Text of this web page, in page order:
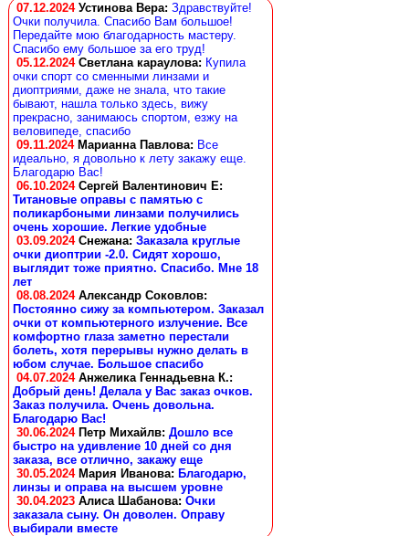
07.12.2024 Устинова Вера: Здравствуйте!
Очки получила. Спасибо Вам большое!
Передайте мою благодарность мастеру.
Спасибо ему большое за его труд!
05.12.2024 Светлана караулова: Купила
очки спорт со сменными линзами и
диоптриями, даже не знала, что такие
бывают, нашла только здесь, вижу
прекрасно, занимаюсь спортом, езжу на
веловипеде, спасибо
09.11.2024 Марианна Павлова: Все
идеально, я довольно к лету закажу еще.
Благодарю Вас!
06.10.2024 Сергей Валентинович Е:
Титановые оправы с памятью с
поликарбоными линзами получились
очень хорошие. Легкие удобные
03.09.2024 Снежана: Заказала круглые
очки диоптрии -2.0. Сидят хорошо,
выглядит тоже приятно. Спасибо. Мне 18
лет
08.08.2024 Александр Соковлов:
Постоянно сижу за компьютером. Заказал
очки от компьютерного излучение. Все
комфортно глаза заметно перестали
болеть, хотя перерывы нужно делать в
юбом случае. Большое спасибо
04.07.2024 Анжелика Геннадьевна К.:
Добрый день! Делала у Вас заказ очков.
Заказ получила. Очень довольна.
Благодарю Вас!
30.06.2024 Петр Михайлв: Дошло все
быстро на удивление 10 дней со дня
заказа, все отлично, закажу еще
30.05.2024 Мария Иванова: Благодарю,
линзы и оправа на высшем уровне
30.04.2023 Алиса Шабанова: Очки
заказала сыну. Он доволен. Оправу
выбирали вместе